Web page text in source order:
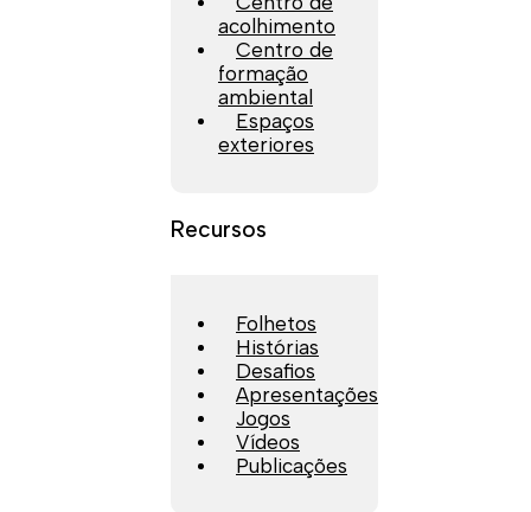
acolhimento
Centro de
formação
ambiental
Espaços
exteriores
Recursos
Folhetos
Histórias
Desafios
Apresentações
Jogos
Vídeos
Publicações